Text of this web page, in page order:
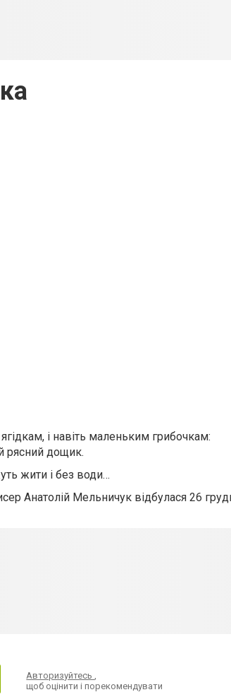
і навіть маленьким грибочкам:
рясний дощик.
жити і без води…
Анатолій Мельничук відбулася 26
Авторизуйтесь,
щоб оцінити і порекомендувати